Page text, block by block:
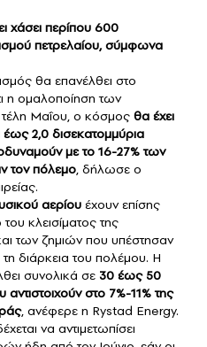
χάσει περίπου 600
πετρελαίου, σύμφωνα
θα επανέλθει στο
η ομαλοποίηση των
Μαΐου, ο κόσμος θα έχει
2,0 δισεκατομμύρια
με το 16-27% των
τον πόλεμο, δήλωσε ο
αερίου έχουν επίσης
κλεισίματος της
των ζημιών που υπέστησαν
διάρκεια του πολέμου. Η
συνολικά σε 30 έως 50
στο 7%-11% της
, ανέφερε η Rystad Energy.
να αντιμετωπίσει